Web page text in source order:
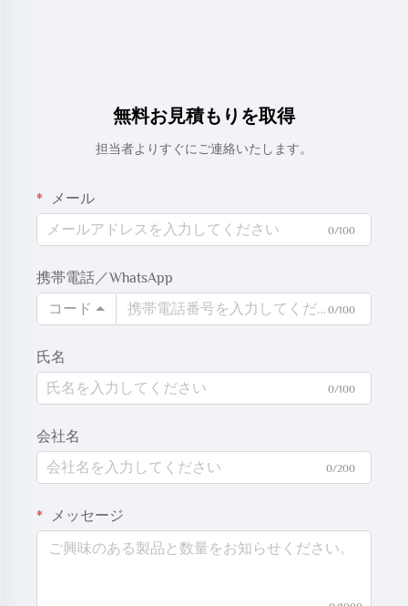
無料お見積もりを取得
担当者よりすぐにご連絡いたします。
メール
0/100
携帯電話／WhatsApp
コード
0/100
氏名
0/100
会社名
0/200
メッセージ